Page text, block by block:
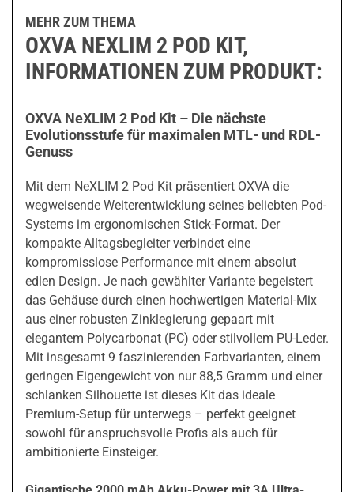
MEHR ZUM THEMA
OXVA NEXLIM 2 POD KIT,
INFORMATIONEN ZUM PRODUKT:
OXVA NeXLIM 2 Pod Kit – Die nächste
Evolutionsstufe für maximalen MTL- und RDL-
Genuss
Mit dem NeXLIM 2 Pod Kit präsentiert OXVA die
wegweisende Weiterentwicklung seines beliebten Pod-
Systems im ergonomischen Stick-Format. Der
kompakte Alltagsbegleiter verbindet eine
kompromisslose Performance mit einem absolut
edlen Design. Je nach gewählter Variante begeistert
das Gehäuse durch einen hochwertigen Material-Mix
aus einer robusten Zinklegierung gepaart mit
elegantem Polycarbonat (PC) oder stilvollem PU-Leder.
Mit insgesamt 9 faszinierenden Farbvarianten, einem
geringen Eigengewicht von nur 88,5 Gramm und einer
schlanken Silhouette ist dieses Kit das ideale
Premium-Setup für unterwegs – perfekt geeignet
sowohl für anspruchsvolle Profis als auch für
ambitionierte Einsteiger.